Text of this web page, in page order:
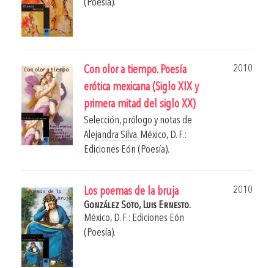
(Poesía).
Con olor a tiempo. Poesía
erótica mexicana (Siglo XIX y
primera mitad del siglo XX)
2010
Selección, prólogo y notas de
Alejandra Silva. México, D. F.:
Ediciones Eón (Poesía).
Los poemas de la bruja
2010
González Soto, Luis Ernesto.
México, D. F.: Ediciones Eón
(Poesía).